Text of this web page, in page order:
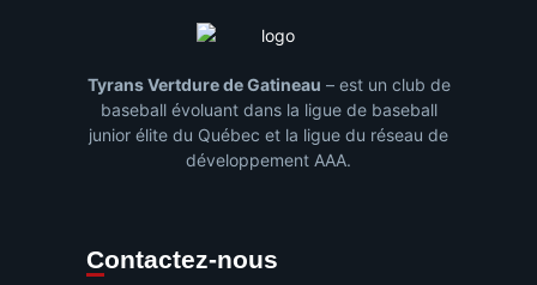
Tyrans Vertdure de Gatineau – est un club de
baseball évoluant dans la ligue de baseball
junior élite du Québec et la ligue du réseau de
développement AAA.
Contactez-nous